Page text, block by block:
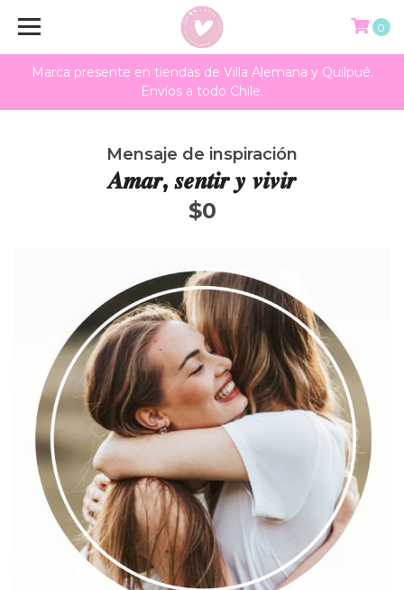
Marca presente en tiendas de Villa Alemana y Quilpué.
Envíos a todo Chile.
0
Mensaje de inspiración
𝑨𝒎𝒂𝒓, 𝒔𝒆𝒏𝒕𝒊𝒓 𝒚 𝒗𝒊𝒗𝒊𝒓
$0